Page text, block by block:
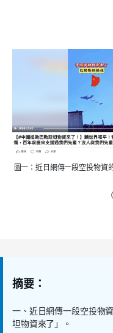
圖一：近日網傳一段空投物資
摘要：
一、近日網傳一段空投物
坦物資來了」。